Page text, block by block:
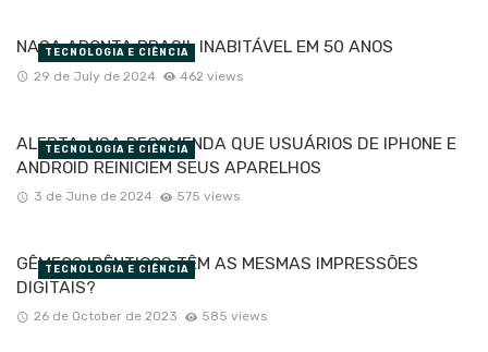
NASA APONTA BRASIL INABITÁVEL EM 50 ANOS
29 de July de 2024 462 views
TECNOLOGIA E CIÊNCIA
ALERTA: NSA RECOMENDA QUE USUÁRIOS DE IPHONE E
ANDROID REINICIEM SEUS APARELHOS
3 de June de 2024 575 views
TECNOLOGIA E CIÊNCIA
GÊMEOS IDÊNTICOS TÊM AS MESMAS IMPRESSÕES
DIGITAIS?
26 de October de 2023 585 views
TECNOLOGIA E CIÊNCIA